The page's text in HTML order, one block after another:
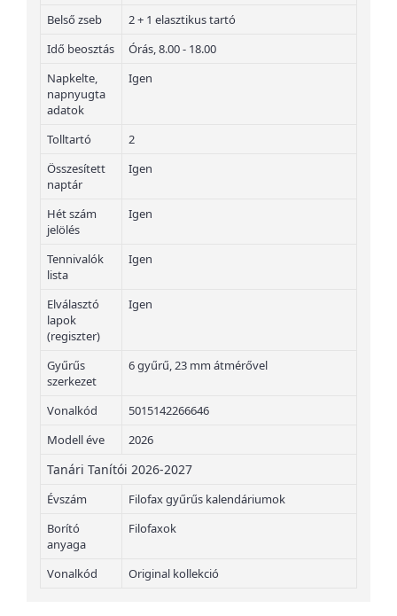
Belső zseb
2 + 1 elasztikus tartó
Idő beosztás
Órás, 8.00 - 18.00
Napkelte,
napnyugta
adatok
Igen
Tolltartó
2
Összesített
naptár
Igen
Hét szám
jelölés
Igen
Tennivalók
lista
Igen
Elválasztó
lapok
(regiszter)
Igen
Gyűrűs
szerkezet
6 gyűrű, 23 mm átmérővel
Vonalkód
5015142266646
Modell éve
2026
Tanári Tanítói 2026-2027
Évszám
Filofax gyűrűs kalendáriumok
Borító
anyaga
Filofaxok
Vonalkód Original kollekció